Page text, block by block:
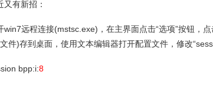
有新招：
远程连接(mstsc.exe)，在主界面点击“选项”按钮，点
件)存到桌面，使用文本编辑器打开配置文件，修改
bpp:i:8